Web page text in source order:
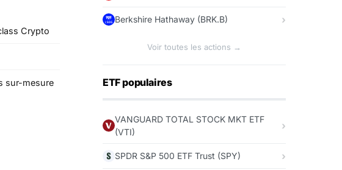
Crypto
sur-mesure
Berkshire Hathaway (BRK.B)
Voir toutes les actions →
ETF populaires
VANGUARD TOTAL STOCK MKT ETF
(VTI)
SPDR S&P 500 ETF Trust (SPY)